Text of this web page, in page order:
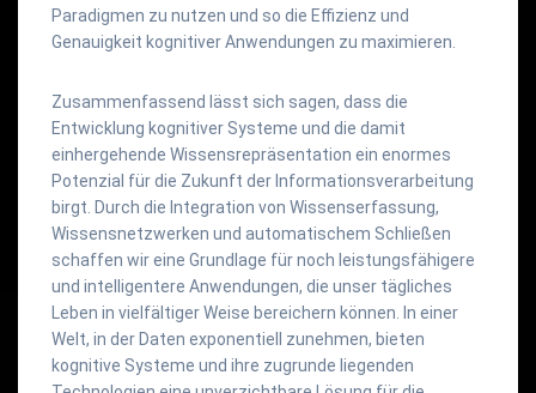
Paradigmen zu nutzen und so die Effizienz und
Genauigkeit kognitiver Anwendungen zu maximieren.
Zusammenfassend lässt sich sagen, dass die
Entwicklung kognitiver Systeme und die damit
einhergehende Wissensrepräsentation ein enormes
Potenzial für die Zukunft der Informationsverarbeitung
birgt. Durch die Integration von Wissenserfassung,
Wissensnetzwerken und automatischem Schließen
schaffen wir eine Grundlage für noch leistungsfähigere
und intelligentere Anwendungen, die unser tägliches
Leben in vielfältiger Weise bereichern können. In einer
Welt, in der Daten exponentiell zunehmen, bieten
kognitive Systeme und ihre zugrunde liegenden